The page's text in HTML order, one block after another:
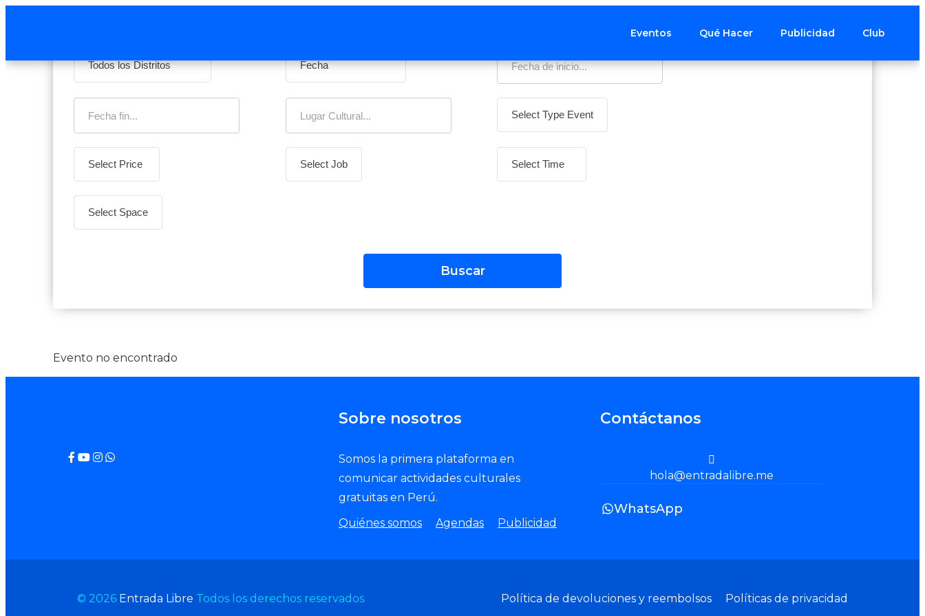
Eventos Qué Hacer Publicidad Club
Evento no encontrado
Sobre nosotros
Somos la primera plataforma en
comunicar actividades culturales
gratuitas en Perú.
Quiénes somos
Agendas Publicidad
Contáctanos
hola@entradalibre.me
WhatsApp
© 2026 Entrada Libre Todos los derechos reservados Política de devoluciones y reembolsos Políticas de privacidad